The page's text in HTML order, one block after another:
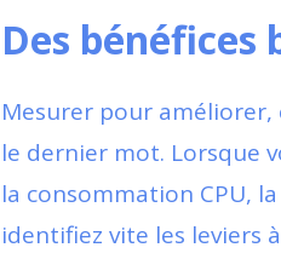
Des bénéfices
Mesurer pour améliorer,
le dernier mot. Lorsque
la consommation CPU,
identifiez vite les leviers